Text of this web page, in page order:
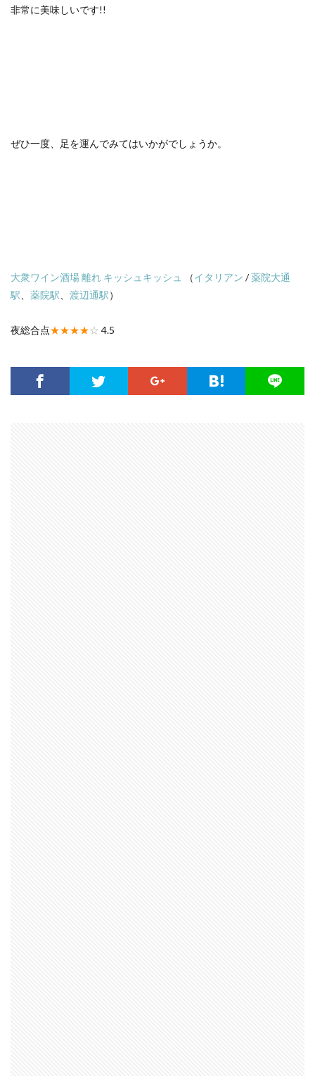
非常に美味しいです!!
ぜひ一度、足を運んでみてはいかがでしょうか。
大衆ワイン酒場 離れ キッシュキッシュ （イタリアン /薬院大通
駅
薬院駅 渡辺通駅）
夜総合点★★★★☆ 4.5